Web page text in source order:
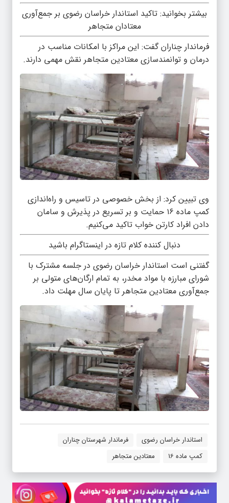
بیشتر بخوانید: تاکید استاندار خراسان رضوی بر جمع‌آوری
معتادان متجاهر
فرماندار چناران گفت: این مراکز با امکانات مناسب در
درمان و توانمندسازی معتادین متجاهر نقش مهمی دارند.
وی تبیین کرد: از بخش خصوصی در تاسیس و راه‌اندازی
کمپ ماده ۱۶ حمایت و بر تسریع در پذیرش و سامان‌
دادن افراد کارتن خواب تاکید می‌کنیم.
دنبال کننده کلام تازه در اینستاگرام باشید
گفتنی است استاندار خراسان رضوی در جلسه مشترک با
شورای مبارزه با مواد مخدر، به تمام ارگان‌های متولی بر
جمع‌آوری معتادین متجاهر تا پایان سال مهلت داد.
استاندار خراسان رضوی
فرماندار شهرستان چناران
کمپ ماده 16
معتادین متجاهر